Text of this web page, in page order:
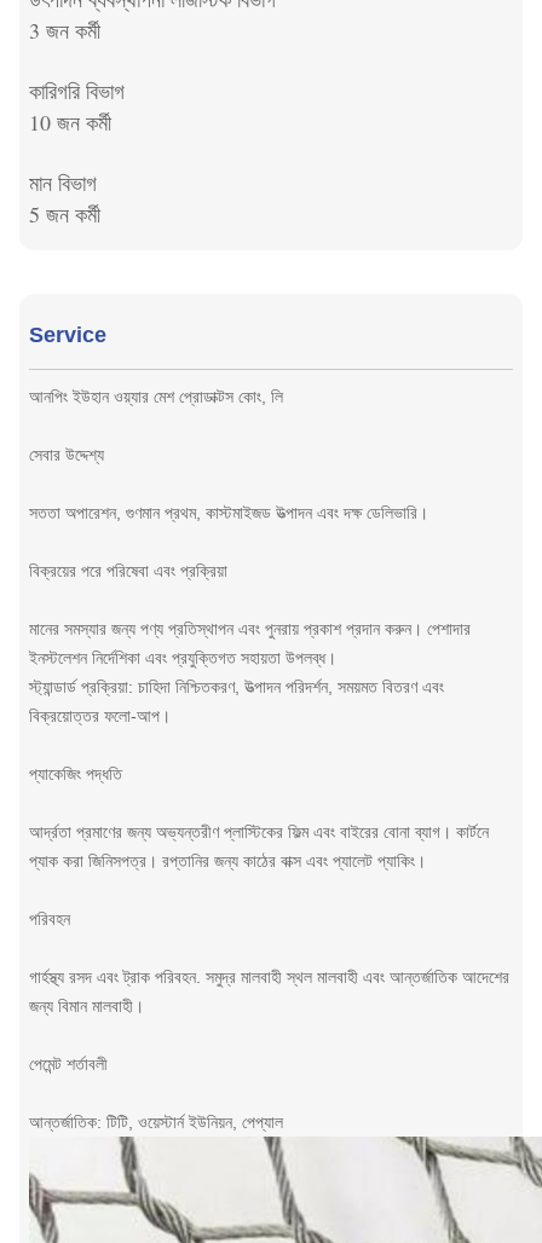
3 জন কর্মী
কারিগরি বিভাগ
10 জন কর্মী
মান বিভাগ
5 জন কর্মী
Service
আনপিং ইউহান ওয়্যার মেশ প্রোডাক্টস কোং, লি
সেবার উদ্দেশ্য
সততা অপারেশন, গুণমান প্রথম, কাস্টমাইজড উত্পাদন এবং দক্ষ ডেলিভারি।
বিক্রয়ের পরে পরিষেবা এবং প্রক্রিয়া
মানের সমস্যার জন্য পণ্য প্রতিস্থাপন এবং পুনরায় প্রকাশ প্রদান করুন। পেশাদার
ইনস্টলেশন নির্দেশিকা এবং প্রযুক্তিগত সহায়তা উপলব্ধ।
স্ট্যান্ডার্ড প্রক্রিয়া: চাহিদা নিশ্চিতকরণ, উত্পাদন পরিদর্শন, সময়মত বিতরণ এবং
বিক্রয়োত্তর ফলো-আপ।
প্যাকেজিং পদ্ধতি
আর্দ্রতা প্রমাণের জন্য অভ্যন্তরীণ প্লাস্টিকের ফিল্ম এবং বাইরের বোনা ব্যাগ। কার্টনে
প্যাক করা জিনিসপত্র। রপ্তানির জন্য কাঠের বাক্স এবং প্যালেট প্যাকিং।
পরিবহন
গার্হস্থ্য রসদ এবং ট্রাক পরিবহন. সমুদ্র মালবাহী স্থল মালবাহী এবং আন্তর্জাতিক আদেশের
জন্য বিমান মালবাহী।
পেমেন্ট শর্তাবলী
আন্তর্জাতিক: টিটি, ওয়েস্টার্ন ইউনিয়ন, পেপ্যাল